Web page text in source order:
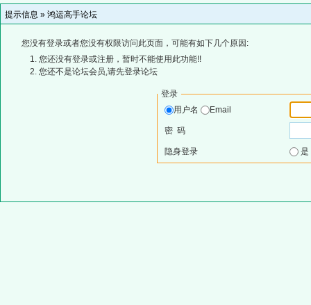
提示信息 » 鸿运高手论坛
您没有登录或者您没有权限访问此页面，可能有如下几个原因:
您还没有登录或注册，暂时不能使用此功能!!
您还不是论坛会员,请先登录论坛
登录
用户名
Email
密 码
隐身登录